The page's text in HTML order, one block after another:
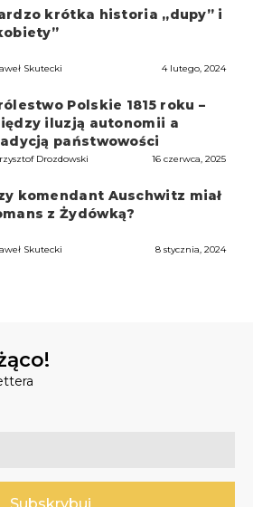
krótka historia „dupy” i
Skutecki 4 lutego, 2024
Polskie 1815 roku –
iluzją autonomii a
państwowości
Drozdowski 16 czerwca, 2025
komendant Auschwitz miał
z Żydówką?
Skutecki 8 stycznia, 2024